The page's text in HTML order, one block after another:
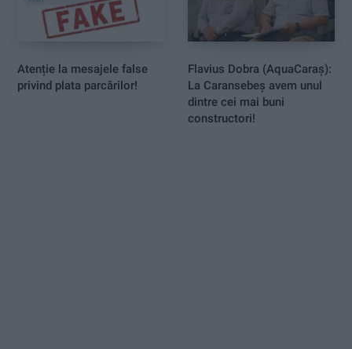
Atenție la mesajele false
privind plata parcărilor!
Flavius Dobra (AquaCaraș):
La Caransebeș avem unul
dintre cei mai buni
constructori!